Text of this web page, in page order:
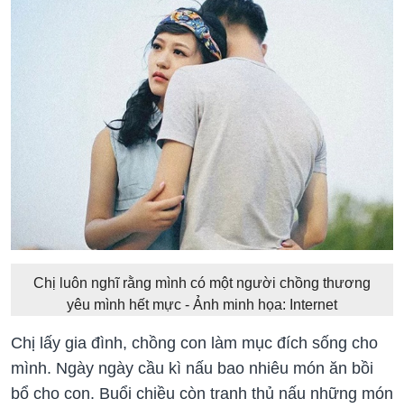
Chị luôn nghĩ rằng mình có một người chồng thương
yêu mình hết mực - Ảnh minh họa: Internet
Chị lấy gia đình, chồng con làm mục đích sống cho
mình. Ngày ngày cầu kì nấu bao nhiêu món ăn bồi
bổ cho con. Buổi chiều còn tranh thủ nấu những món